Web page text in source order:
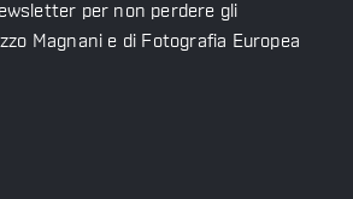
per non perdere gli
Magnani e di Fotografia Europea